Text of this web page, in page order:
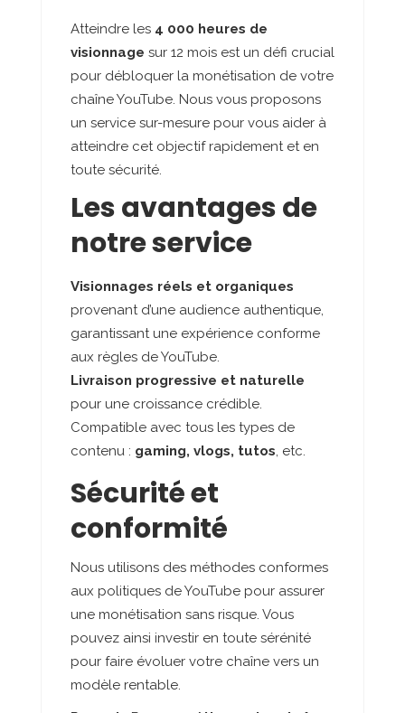
Atteindre les 4 000 heures de
visionnage sur 12 mois est un défi crucial
pour débloquer la monétisation de votre
chaîne YouTube. Nous vous proposons
un service sur-mesure pour vous aider à
atteindre cet objectif rapidement et en
toute sécurité.
Les avantages de
notre service
Visionnages réels et organiques
provenant d’une audience authentique,
garantissant une expérience conforme
aux règles de YouTube.
Livraison progressive et naturelle
pour une croissance crédible.
Compatible avec tous les types de
contenu : gaming, vlogs, tutos, etc.
Sécurité et
conformité
Nous utilisons des méthodes conformes
aux politiques de YouTube pour assurer
une monétisation sans risque. Vous
pouvez ainsi investir en toute sérénité
pour faire évoluer votre chaîne vers un
modèle rentable.